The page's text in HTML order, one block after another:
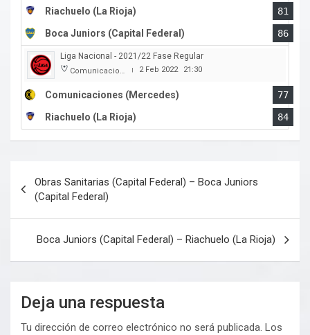
Riachuelo (La Rioja)
81
Boca Juniors (Capital Federal)
86
Liga Nacional - 2021/22 Fase Regular
Comunicaciones | 2 Feb 2022 21:30
Comunicaciones (Mercedes)
77
Riachuelo (La Rioja)
84
de
entradas
Obras Sanitarias (Capital Federal) – Boca Juniors
(Capital Federal)
Boca Juniors (Capital Federal) – Riachuelo (La Rioja)
Deja una respuesta
Tu dirección de correo electrónico no será publicada. Los